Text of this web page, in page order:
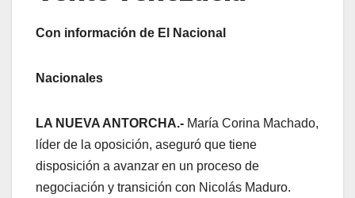
Con información de El Nacional
Nacionales
LA NUEVA ANTORCHA.- María Corina Machado,
líder de la oposición, aseguró que tiene
disposición a avanzar en un proceso de
negociación y transición con Nicolás Maduro.